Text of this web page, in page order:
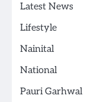
Latest News
Lifestyle
Nainital
National
Pauri Garhwal